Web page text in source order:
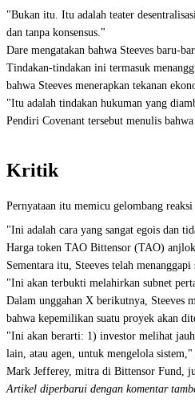
"Bukan itu. Itu adalah teater
dan tanpa konsensus."
Dare mengatakan bahwa Steeves baru-
Tindakan-tindakan ini termasuk
bahwa Steeves menerapkan tekanan
"Itu adalah tindakan hukuman yang
Pendiri Covenant tersebut menulis
Kritik
Pernyataan itu memicu gelombang
"Ini adalah cara yang sangat egois dan
Harga token TAO Bittensor (TAO)
Sementara itu, Steeves telah
"Ini akan terbukti melahirkan subnet
Dalam unggahan X berikutnya, Steeves
bahwa kepemilikan suatu proyek akan
"Ini akan berarti: 1) investor melihat
lain, atau agen, untuk mengelola sistem,"
Mark Jefferey, mitra di Bittensor Fund,
Artikel diperbarui dengan komentar